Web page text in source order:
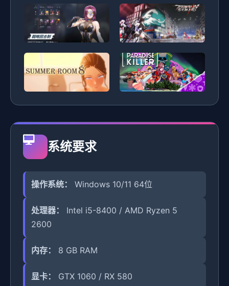
系统要求
操作系统： Windows 10/11 64位
处理器：
Intel i5-8400 / AMD Ryzen 5
2600
内存： 8 GB RAM
显卡： GTX 1060 / RX 580